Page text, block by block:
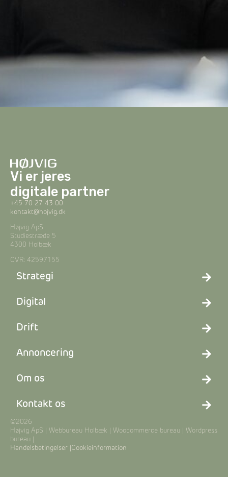
Vi er jeres
digitale partner
+45 70 27 43 00
kontakt@hojvig.dk
Højvig ApS
Studiestræde 5
4300 Holbæk
CVR: 42597155
Strategi
Digital
Drift
Annoncering
Om os
Kontakt os
©2026
Højvig ApS | Webbureau Holbæk | Woocommerce bureau | Wordpress
bureau |
Handelsbetingelser | Cookieinformation